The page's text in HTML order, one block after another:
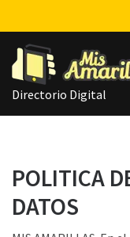
Directorio Digital
POLITICA
DATOS